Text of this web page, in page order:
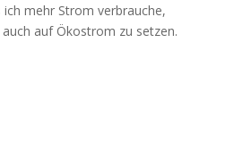
mehr Strom verbrauche,
auf Ökostrom zu setzen.